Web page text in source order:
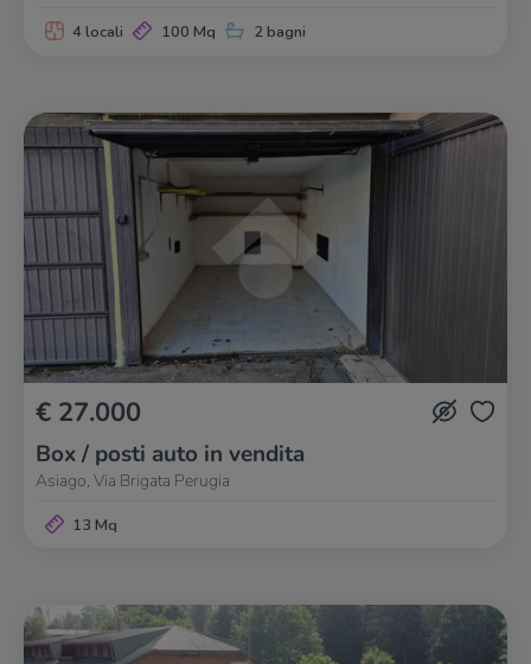
4 locali 100 Mq 2 bagni
€ 27.000
Box / posti auto in vendita
Asiago, Via Brigata Perugia
13 Mq